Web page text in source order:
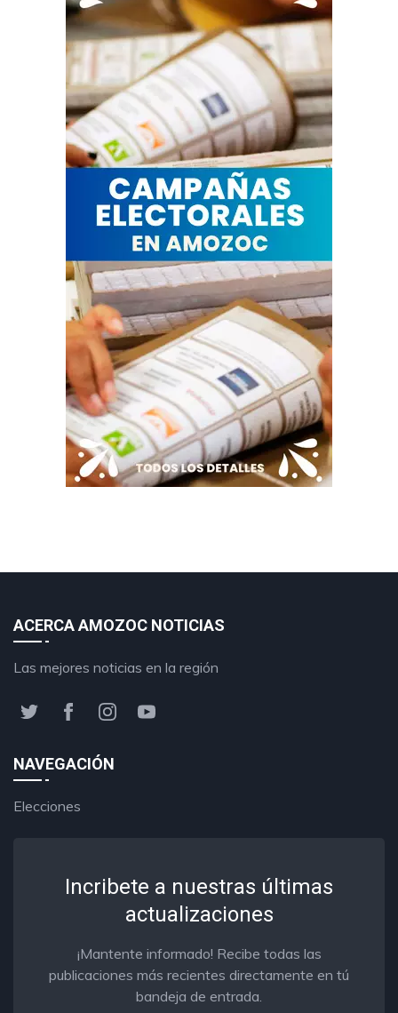
ACERCA AMOZOC NOTICIAS
Las mejores noticias en la región
NAVEGACIÓN
Elecciones
Incribete a nuestras últimas
actualizaciones
¡Mantente informado! Recibe todas las
publicaciones más recientes directamente en tú
bandeja de entrada.